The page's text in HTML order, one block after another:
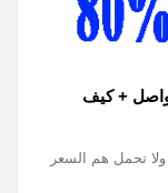
+ كيف
ولا تحمل هم السعر